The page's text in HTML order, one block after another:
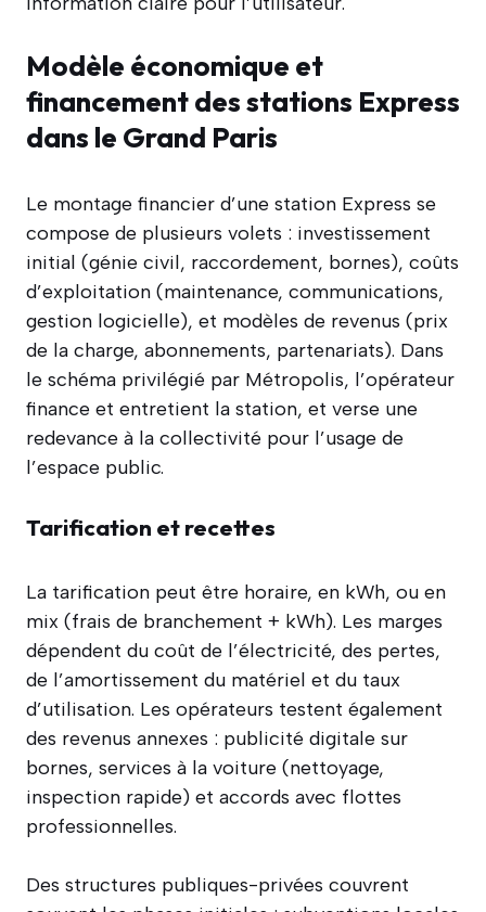
Modèle économique et
financement des stations Express
dans le Grand Paris
Le montage financier d’une station Express se
compose de plusieurs volets : investissement
initial (génie civil, raccordement, bornes), coûts
d’exploitation (maintenance, communications,
gestion logicielle), et modèles de revenus (prix
de la charge, abonnements, partenariats). Dans
le schéma privilégié par Métropolis, l’opérateur
finance et entretient la station, et verse une
redevance à la collectivité pour l’usage de
l’espace public.
Tarification et recettes
La tarification peut être horaire, en kWh, ou en
mix (frais de branchement + kWh). Les marges
dépendent du coût de l’électricité, des pertes,
de l’amortissement du matériel et du taux
d’utilisation. Les opérateurs testent également
des revenus annexes : publicité digitale sur
bornes, services à la voiture (nettoyage,
inspection rapide) et accords avec flottes
professionnelles.
Des structures publiques-privées couvrent